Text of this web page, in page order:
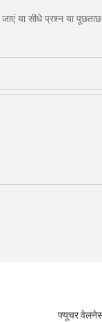
या सीधे प्रश्न या
फ्यूचर